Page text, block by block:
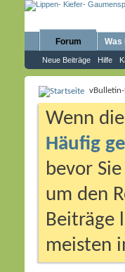
Forum
Neue Beiträge Hilfe
Was
Wenn
Häufig
bevor
um den
Beiträge
meisten